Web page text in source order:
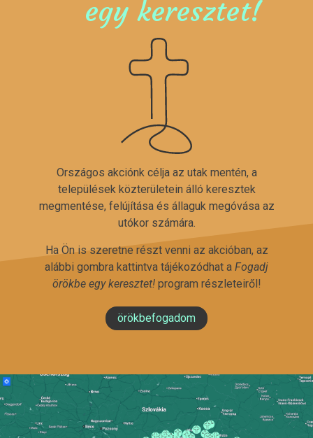
egy keresztet!
Országos akciónk célja az utak mentén, a
települések közterületein álló keresztek
megmentése, felújítása és állaguk megóvása az
utókor számára.
Ha Ön is szeretne részt venni az akcióban, az
alábbi gombra kattintva tájékozódhat a Fogadj
örökbe egy keresztet!program részleteiről!
örökbefogadom